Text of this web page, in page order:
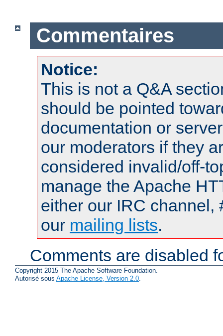
Commentaires
Notice:
This is not a Q&A
should be pointed
documentation or
our moderators if they
considered invalid/off-
manage the Apache
either our IRC channel,
our mailing lists.
Comments are disabled
Copyright 2015 The Apache Software Foundation.
Autorisé sous Apache License, Version 2.0.